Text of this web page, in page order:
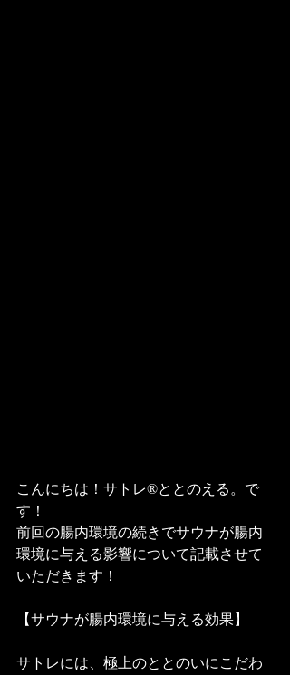
こんにちは！サトレ®ととのえる。で
す！
前回の腸内環境の続きでサウナが腸内
環境に与える影響について記載させて
いただきます！
【サウナが腸内環境に与える効果】
サトレには、極上のととのいにこだわ